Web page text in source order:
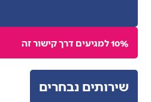
10% למגיעים דרך קישור זה
שירותים נבחרים